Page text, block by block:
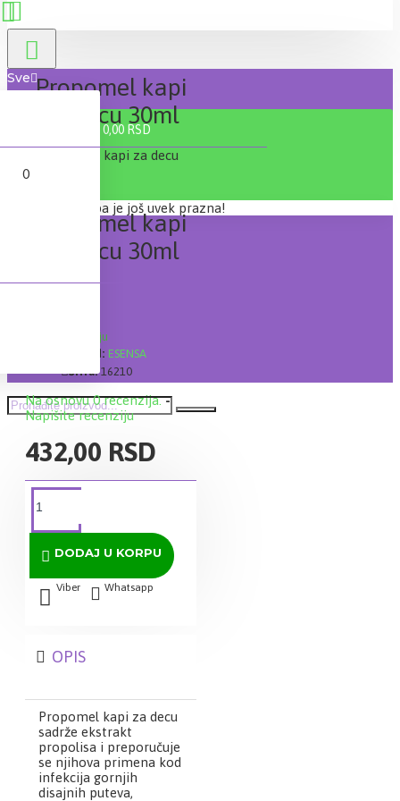
Sve
0 proizvod(a) - 0,00 RSD
0
Vaša korpa je još uvek prazna!
Propomel kapi
za decu 30ml
Propomel kapi
za decu 30ml
Na stanju
Brand: ESENSA
Šifra: 16210
Na osnovu 0 recenzija. -
Napišite recenziju
432,00 RSD
DODAJ U KORPU
Viber Whatsapp
OPIS
Propomel kapi za decu
sadrže ekstrakt
propolisa i preporučuje
se njihova primena kod
infekcija gornjih
disajnih puteva,